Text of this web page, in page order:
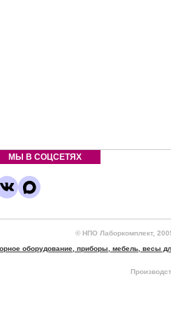
МЫ В СОЦСЕТЯХ
© НПО Лаборкомплект,
оборудование, приборы, мебель, весы